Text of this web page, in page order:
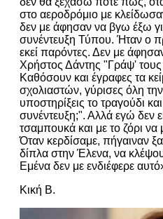
στο αεροδρόμιο με
δεν με άφησαν να βγω έξω
συνέντευξη Τύπου. Ήταν ο
εκεί παρόντες. Δεν με
Χρήστος Δάντης "Γράψ' τους
Καθόσουν και έγραφες τα
σχολιαστών, γύρισες όλη
υποστηρίξεις το τραγούδι
συνέντευξη;". Αλλά εγώ δεν
τσαμπουκά και με το ζόρι
Όταν κερδίσαμε, πήγαιναν
δίπλα στην Έλενα, να
Εμένα δεν με ενδιέφερε
Κική Β.